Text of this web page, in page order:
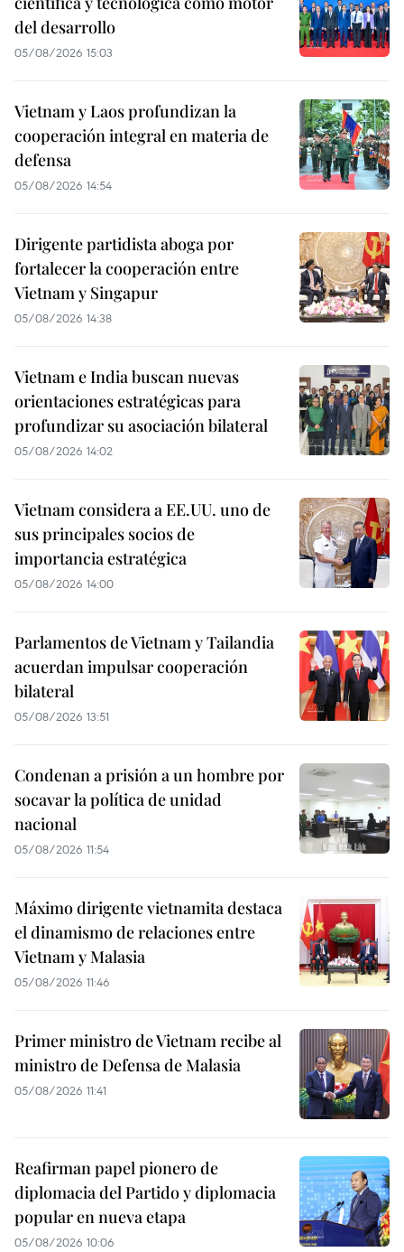
del desarrollo
05/08/2026 15:03
Vietnam y Laos profundizan la
cooperación integral en materia de
defensa
05/08/2026 14:54
Dirigente partidista aboga por
fortalecer la cooperación entre
Vietnam y Singapur
05/08/2026 14:38
Vietnam e India buscan nuevas
orientaciones estratégicas para
profundizar su asociación bilateral
05/08/2026 14:02
Vietnam considera a EE.UU. uno de
sus principales socios de
importancia estratégica
05/08/2026 14:00
Parlamentos de Vietnam y Tailandia
acuerdan impulsar cooperación
bilateral
05/08/2026 13:51
Condenan a prisión a un hombre por
socavar la política de unidad
nacional
05/08/2026 11:54
Máximo dirigente vietnamita destaca
el dinamismo de relaciones entre
Vietnam y Malasia
05/08/2026 11:46
Primer ministro de Vietnam recibe al
ministro de Defensa de Malasia
05/08/2026 11:41
Reafirman papel pionero de
diplomacia del Partido y diplomacia
popular en nueva etapa
05/08/2026 10:06